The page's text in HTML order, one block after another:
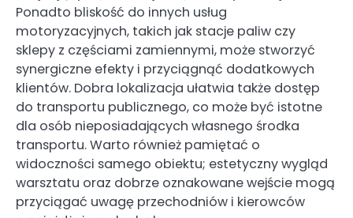
Ponadto bliskość do innych usług
motoryzacyjnych, takich jak stacje paliw czy
sklepy z częściami zamiennymi, może stworzyć
synergiczne efekty i przyciągnąć dodatkowych
klientów. Dobra lokalizacja ułatwia także dostęp
do transportu publicznego, co może być istotne
dla osób nieposiadających własnego środka
transportu. Warto również pamiętać o
widoczności samego obiektu; estetyczny wygląd
warsztatu oraz dobrze oznakowane wejście mogą
przyciągać uwagę przechodniów i kierowców